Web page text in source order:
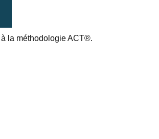
la méthodologie ACT®.